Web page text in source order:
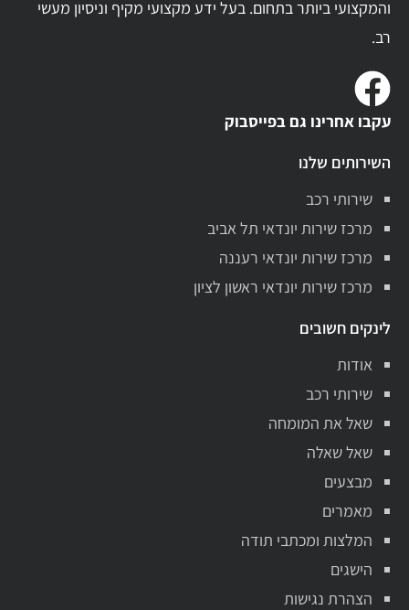
והמקצועי ביותר בתחום. בעל ידע מקצועי מקיף וניסיון מעשי
רב.
עקבו אחרינו גם בפייסבוק
השירותים שלנו
שירותי רכב
מרכז שירות יונדאי תל אביב
מרכז שירות יונדאי רעננה
מרכז שירות יונדאי ראשון לציון
לינקים חשובים
אודות
שירותי רכב
שאל את המומחה
שאל שאלה
מבצעים
מאמרים
המלצות ומכתבי תודה
הישגים
הצהרת נגישות